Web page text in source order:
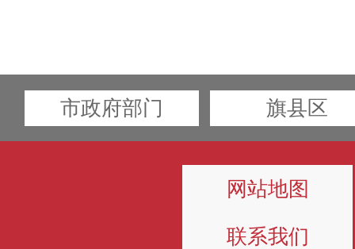
市政府部门 旗县区
网站地图
联系我们